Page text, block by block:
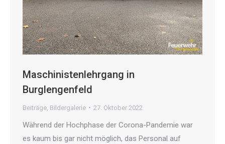
Maschinistenlehrgang in
Burglengenfeld
Beiträge Bildergalerie 27. Oktober 2022
Während der Hochphase der Corona-Pandemie war
es kaum bis gar nicht möglich, das Personal auf